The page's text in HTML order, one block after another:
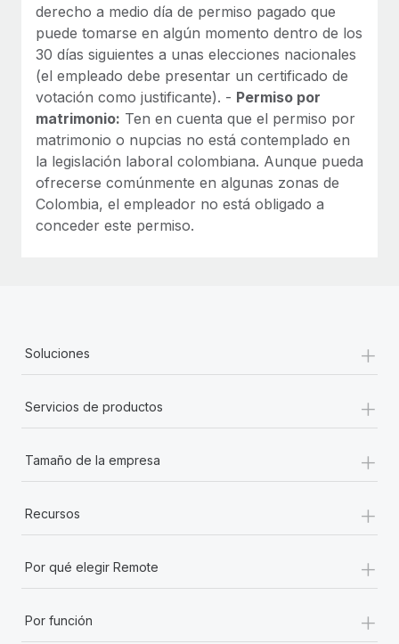
derecho a medio día de permiso pagado que
puede tomarse en algún momento dentro de los
30 días siguientes a unas elecciones nacionales
(el empleado debe presentar un certificado de
votación como justificante). - Permiso por
matrimonio: Ten en cuenta que el permiso por
matrimonio o nupcias no está contemplado en
la legislación laboral colombiana. Aunque pueda
ofrecerse comúnmente en algunas zonas de
Colombia, el empleador no está obligado a
conceder este permiso.
Soluciones +
Servicios de productos +
Tamaño de la empresa +
Recursos +
Por qué elegir Remote +
Por función +